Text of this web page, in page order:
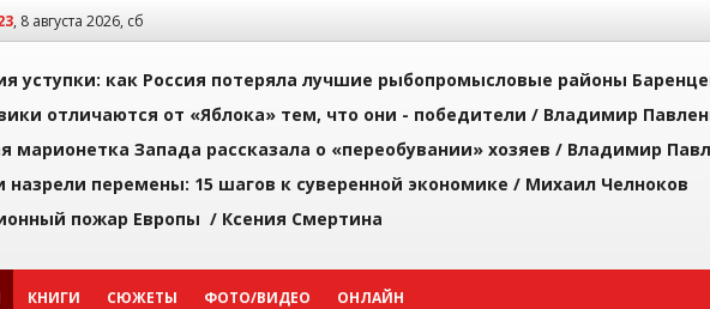
, 8 августа 2026, сб
уступки: как Россия потеряла лучшие рыбопромысловые районы
отличаются от «Яблока» тем, что они - победители / Владимир
марионетка Запада рассказала о «переобувании» хозяев / Владимир
назрели перемены: 15 шагов к суверенной экономике / Михаил Челноков
пожар Европы / Ксения Смертина
КНИГИ СЮЖЕТЫ ФОТО/ВИДЕО ОНЛАЙН